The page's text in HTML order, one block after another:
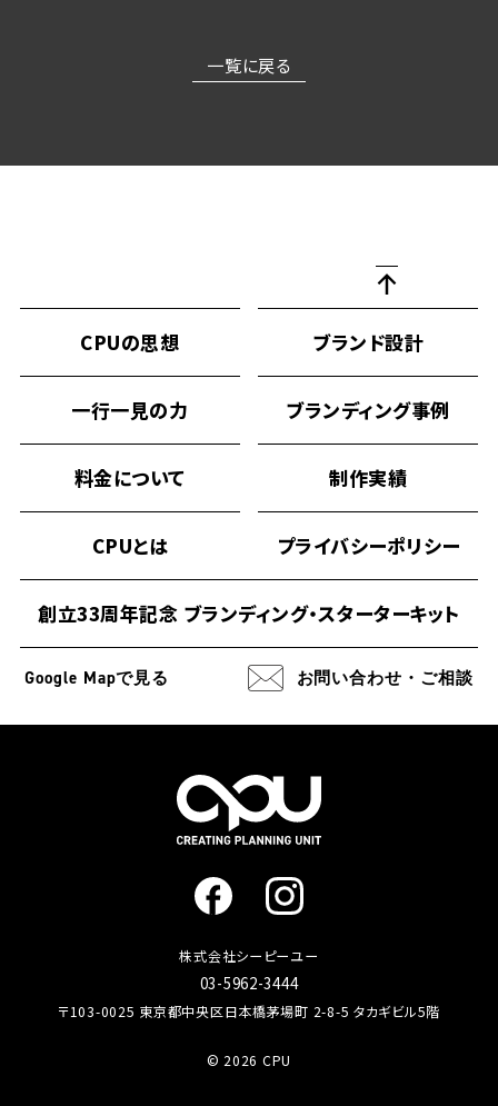
一覧に戻る
CPUの思想 ブランド設計
一行一見の力 ブランディング事例
料金について 制作実績
CPUとは プライバシーポリシー
創立33周年記念 ブランディング・スターターキット
Google Mapで見る お問い合わせ・ご相談
株式会社シーピーユー
03-5962-3444
〒103-0025 東京都中央区日本橋茅場町 2-8-5 タカギビル5階
© 2026 CPU